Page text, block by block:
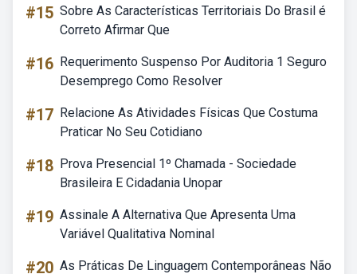
#15 Sobre As Características Territoriais Do Brasil é
Correto Afirmar Que
#16 Requerimento Suspenso Por Auditoria 1 Seguro
Desemprego Como Resolver
#17 Relacione As Atividades Físicas Que Costuma
Praticar No Seu Cotidiano
#18 Prova Presencial 1º Chamada - Sociedade
Brasileira E Cidadania Unopar
#19 Assinale A Alternativa Que Apresenta Uma
Variável Qualitativa Nominal
#20 As Práticas De Linguagem Contemporâneas Não